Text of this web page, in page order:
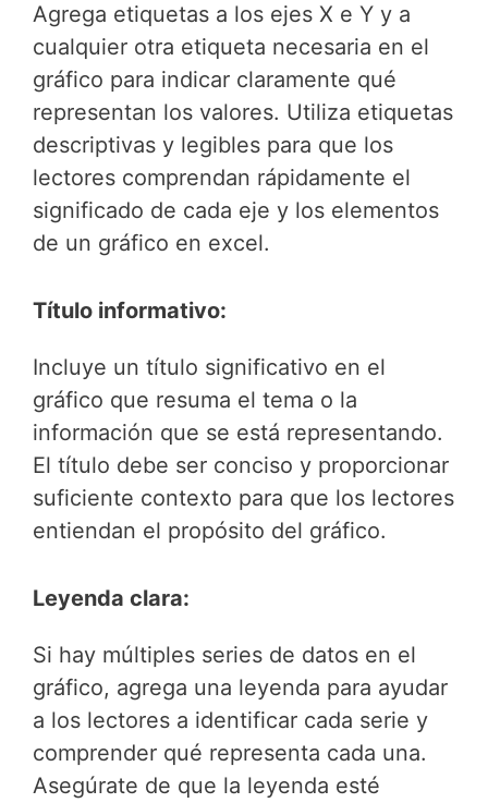
Agrega etiquetas a los ejes X e Y y a
cualquier otra etiqueta necesaria en el
gráfico para indicar claramente qué
representan los valores. Utiliza etiquetas
descriptivas y legibles para que los
lectores comprendan rápidamente el
significado de cada eje y los elementos
de un gráfico en excel.
Título informativo:
Incluye un título significativo en el
gráfico que resuma el tema o la
información que se está representando.
El título debe ser conciso y proporcionar
suficiente contexto para que los lectores
entiendan el propósito del gráfico.
Leyenda clara:
Si hay múltiples series de datos en el
gráfico, agrega una leyenda para ayudar
a los lectores a identificar cada serie y
comprender qué representa cada una.
Asegúrate de que la leyenda esté